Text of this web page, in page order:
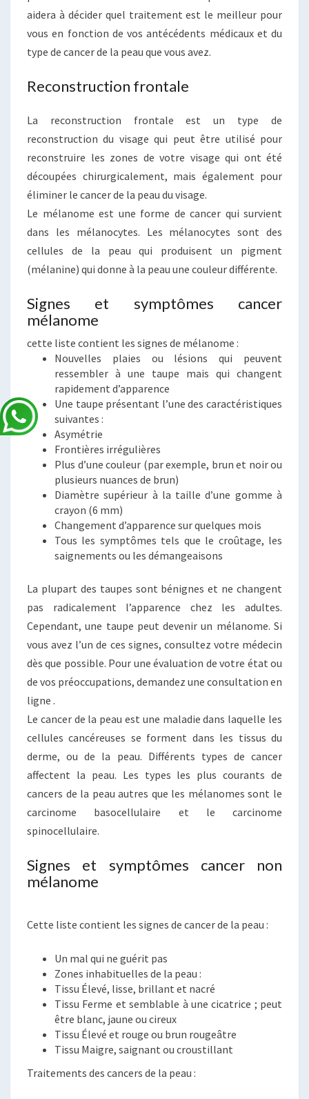
aidera à décider quel traitement est le meilleur pour
vous en fonction de vos antécédents médicaux et du
type de cancer de la peau que vous avez.
Reconstruction frontale
La reconstruction frontale est un type de
reconstruction du visage qui peut être utilisé pour
reconstruire les zones de votre visage qui ont été
découpées chirurgicalement, mais également pour
éliminer le cancer de la peau du visage.
Le mélanome est une forme de cancer qui survient
dans les mélanocytes. Les mélanocytes sont des
cellules de la peau qui produisent un pigment
(mélanine) qui donne à la peau une couleur différente.
Signes et symptômes cancer
mélanome
cette liste contient les signes de mélanome :
Nouvelles plaies ou lésions qui peuvent
ressembler à une taupe mais qui changent
rapidement d’apparence
Une taupe présentant l’une des caractéristiques
suivantes :
Asymétrie
Frontières irrégulières
Plus d’une couleur (par exemple, brun et noir ou
plusieurs nuances de brun)
Diamètre supérieur à la taille d’une gomme à
crayon (6 mm)
Changement d’apparence sur quelques mois
Tous les symptômes tels que le croûtage, les
saignements ou les démangeaisons
La plupart des taupes sont bénignes et ne changent
pas radicalement l’apparence chez les adultes.
Cependant, une taupe peut devenir un mélanome. Si
vous avez l’un de ces signes, consultez votre médecin
dès que possible. Pour une évaluation de votre état ou
de vos préoccupations, demandez une consultation en
ligne .
Le cancer de la peau est une maladie dans laquelle les
cellules cancéreuses se forment dans les tissus du
derme, ou de la peau. Différents types de cancer
affectent la peau. Les types les plus courants de
cancers de la peau autres que les mélanomes sont le
carcinome basocellulaire et le carcinome
spinocellulaire.
Signes et symptômes cancer non
mélanome
Cette liste contient les signes de cancer de la peau :
Un mal qui ne guérit pas
Zones inhabituelles de la peau :
Tissu Élevé, lisse, brillant et nacré
Tissu Ferme et semblable à une cicatrice ; peut
être blanc, jaune ou cireux
Tissu Élevé et rouge ou brun rougeâtre
Tissu Maigre, saignant ou croustillant
Traitements des cancers de la peau :